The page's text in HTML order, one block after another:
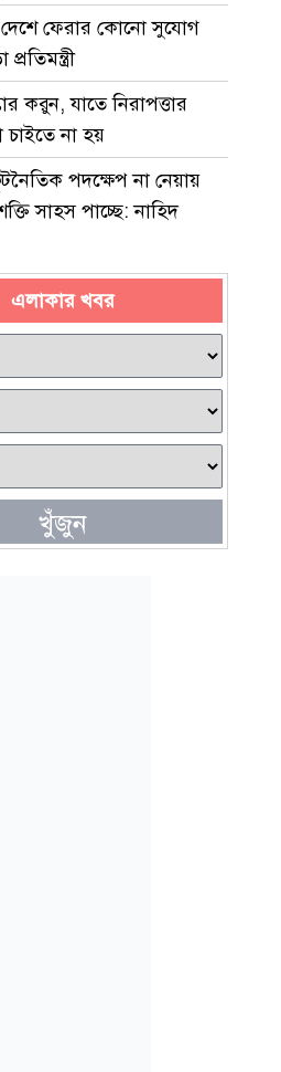
দেশে ফেরার কোনো সুযোগ
করুন, যাতে নিরাপত্তার
চাইতে না হয়
পদক্ষেপ না নেয়ায়
সাহস পাচ্ছে: নাহিদ
এলাকার খবর
খুঁজুন